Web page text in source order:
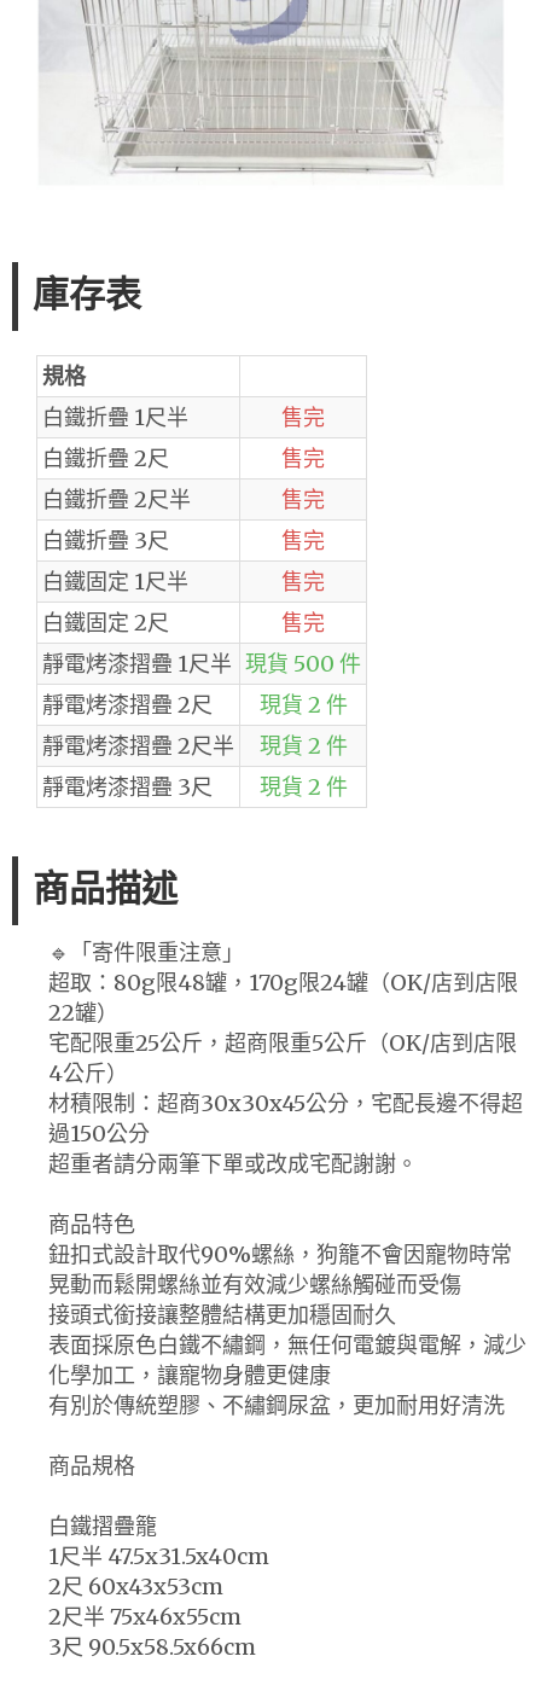
庫存表
規格
白鐵折疊 1尺半
售完
白鐵折疊 2尺
售完
白鐵折疊 2尺半
售完
白鐵折疊 3尺
售完
白鐵固定 1尺半
售完
白鐵固定 2尺
售完
靜電烤漆摺疊 1尺半 現貨 500 件
靜電烤漆摺疊 2尺
現貨 2 件
靜電烤漆摺疊 2尺半
現貨 2 件
靜電烤漆摺疊 3尺
現貨 2 件
商品描述
🔹「寄件限重注意」
超取：80g限48罐，170g限24罐（OK/店到店限
22罐）
宅配限重25公斤，超商限重5公斤（OK/店到店限
4公斤）
材積限制：超商30x30x45公分，宅配長邊不得超
過150公分
超重者請分兩筆下單或改成宅配謝謝。
商品特色
鈕扣式設計取代90%螺絲，狗籠不會因寵物時常
晃動而鬆開螺絲並有效減少螺絲觸碰而受傷
接頭式銜接讓整體結構更加穩固耐久
表面採原色白鐵不繡鋼，無任何電鍍與電解，減少
化學加工，讓寵物身體更健康
有別於傳統塑膠、不繡鋼尿盆，更加耐用好清洗
商品規格
白鐵摺疊籠
1尺半 47.5x31.5x40cm
2尺 60x43x53cm
2尺半 75x46x55cm
3尺 90.5x58.5x66cm